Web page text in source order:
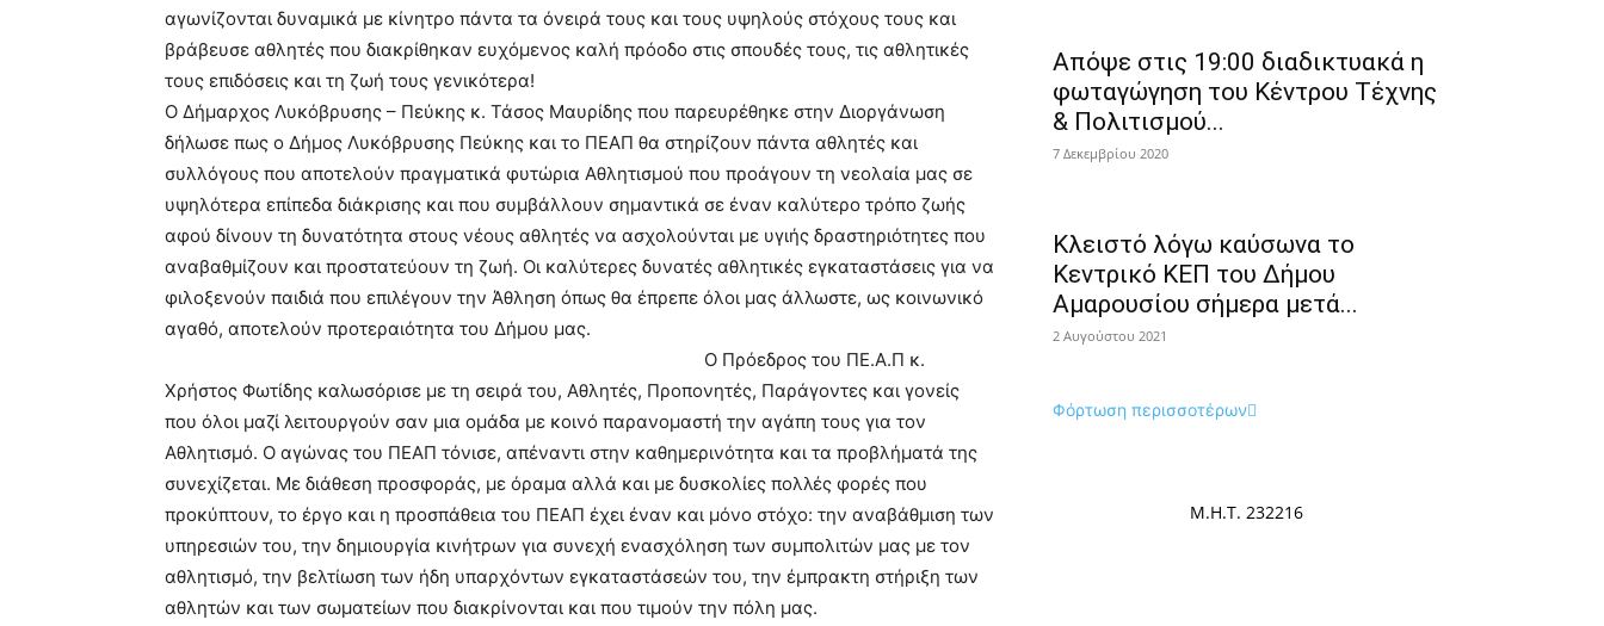
αγωνίζονται δυναμικά με κίνητρο πάντα τα όνειρά τους και τους υψηλούς στόχους τους και
βράβευσε αθλητές που διακρίθηκαν ευχόμενος καλή πρόοδο στις σπουδές τους, τις αθλητικές
τους επιδόσεις και τη ζωή τους γενικότερα!
Ο Δήμαρχος Λυκόβρυσης – Πεύκης κ. Τάσος Μαυρίδης που παρευρέθηκε στην Διοργάνωση
δήλωσε πως ο Δήμος Λυκόβρυσης Πεύκης και το ΠΕΑΠ θα στηρίζουν πάντα αθλητές και
συλλόγους που αποτελούν πραγματικά φυτώρια Αθλητισμού που προάγουν τη νεολαία μας σε
υψηλότερα επίπεδα διάκρισης και που συμβάλλουν σημαντικά σε έναν καλύτερο τρόπο ζωής
αφού δίνουν τη δυνατότητα στους νέους αθλητές να ασχολούνται με υγιής δραστηριότητες που
αναβαθμίζουν και προστατεύουν τη ζωή. Οι καλύτερες δυνατές αθλητικές εγκαταστάσεις για να
φιλοξενούν παιδιά που επιλέγουν την Άθληση όπως θα έπρεπε όλοι μας άλλωστε, ως κοινωνικό
αγαθό, αποτελούν προτεραιότητα του Δήμου μας.
Ο Πρόεδρος του ΠΕ.Α.Π κ.
Χρήστος Φωτίδης καλωσόρισε με τη σειρά του, Αθλητές, Προπονητές, Παράγοντες και γονείς
που όλοι μαζί λειτουργούν σαν μια ομάδα με κοινό παρανομαστή την αγάπη τους για τον
Αθλητισμό. Ο αγώνας του ΠΕΑΠ τόνισε, απέναντι στην καθημερινότητα και τα προβλήματά της
συνεχίζεται. Με διάθεση προσφοράς, με όραμα αλλά και με δυσκολίες πολλές φορές που
προκύπτουν, το έργο και η προσπάθεια του ΠΕΑΠ έχει έναν και μόνο στόχο: την αναβάθμιση των
υπηρεσιών του, την δημιουργία κινήτρων για συνεχή ενασχόληση των συμπολιτών μας με τον
αθλητισμό, την βελτίωση των ήδη υπαρχόντων εγκαταστάσεών του, την έμπρακτη στήριξη των
αθλητών και των σωματείων που διακρίνονται και που τιμούν την πόλη μας.
Απόψε στις 19:00 διαδικτυακά η
φωταγώγηση του Κέντρου Τέχνης
& Πολιτισμού...
7 Δεκεμβρίου 2020
Κλειστό λόγω καύσωνα το
Κεντρικό ΚΕΠ του Δήμου
Αμαρουσίου σήμερα μετά...
2 Αυγούστου 2021
Φόρτωση περισσοτέρων
Μ.Η.Τ. 232216